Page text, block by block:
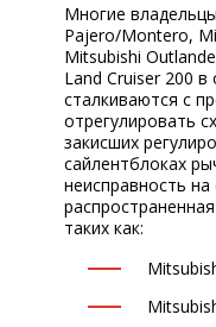
Многие
Pajero/Montero,
Mitsubishi
Land Cruiser 200
сталкиваются с
отрегулировать
закисших
сайлентблоках
неисправность
таких как: